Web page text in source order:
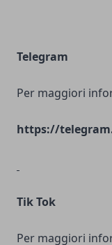
Telegram
Per maggiori
https://
Tik Tok
Per maggiori